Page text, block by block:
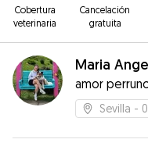
Cobertura
veterinaria
Cancelación
gratuita
Maria
amor
Sevilla -